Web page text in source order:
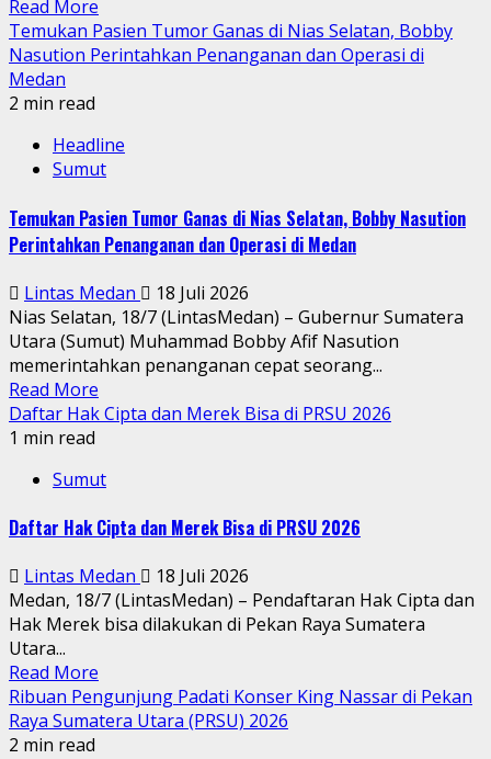
Read More
Temukan Pasien Tumor Ganas di Nias Selatan, Bobby
Nasution Perintahkan Penanganan dan Operasi di
Medan
2 min read
Headline
Sumut
Temukan Pasien Tumor Ganas di Nias Selatan, Bobby Nasution
Perintahkan Penanganan dan Operasi di Medan
Lintas Medan
18 Juli 2026
Nias Selatan, 18/7 (LintasMedan) – Gubernur Sumatera
Utara (Sumut) Muhammad Bobby Afif Nasution
memerintahkan penanganan cepat seorang...
Read More
Daftar Hak Cipta dan Merek Bisa di PRSU 2026
1 min read
Sumut
Daftar Hak Cipta dan Merek Bisa di PRSU 2026
Lintas Medan
18 Juli 2026
Medan, 18/7 (LintasMedan) – Pendaftaran Hak Cipta dan
Hak Merek bisa dilakukan di Pekan Raya Sumatera
Utara...
Read More
Ribuan Pengunjung Padati Konser King Nassar di Pekan
Raya Sumatera Utara (PRSU) 2026
2 min read